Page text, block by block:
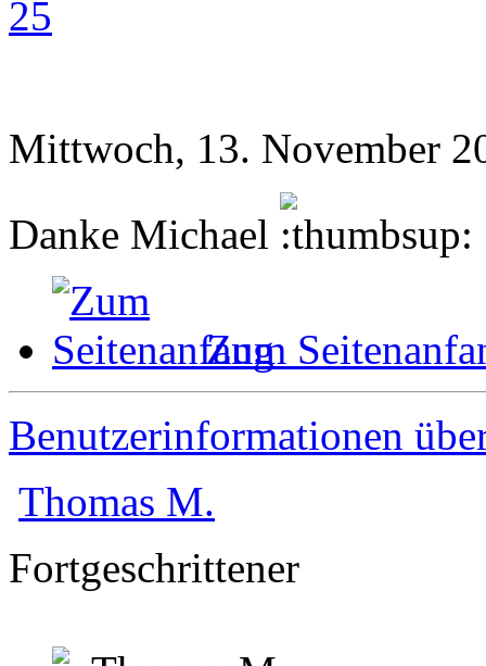
25
Mittwoch, 13. November
Danke Michael
Zum
Benutzerinformationen
Thomas M.
Fortgeschrittener